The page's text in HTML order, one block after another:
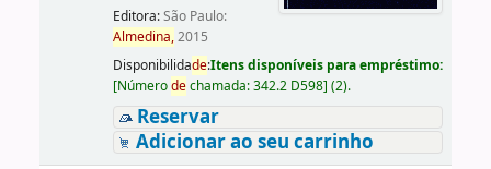
Editora:São Paulo:
Almedina,2015
Disponibilidade:Itens disponíveis para empréstimo:
[Númerodechamada:342.2 D598] (2).
Reservar
Adicionar ao seu carrinho